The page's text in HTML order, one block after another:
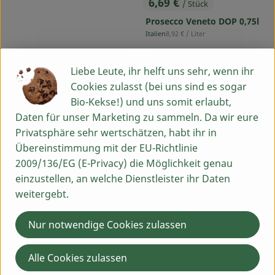
, Preis:/ Stück
Prosecco Veneto DOP 0,75l
, Herkunft:
Italien, Referenzpreis:
8,92 € / Liter
, Kontrollstelle:
IT-BIO-002
Prosecco
Produkt zu Favouriten hinzufügen
, Kontrollstelle:
DE-ÖKO-039
Produkt zu Favouriten
Liebe Leute, ihr helft uns sehr, wenn ihr
Cookies zulasst (bei uns sind es sogar
Bio-Kekse!) und uns somit erlaubt,
Daten für unser Marketing zu sammeln. Da wir eure
Privatsphäre sehr wertschätzen, habt ihr in
Übereinstimmung mit der EU-Richtlinie
2009/136/EG (E-Privacy) die Möglichkeit genau
einzustellen, an welche Dienstleister ihr Daten
weitergebt.
Nur notwendige Cookies zulassen
Alle Cookies zulassen